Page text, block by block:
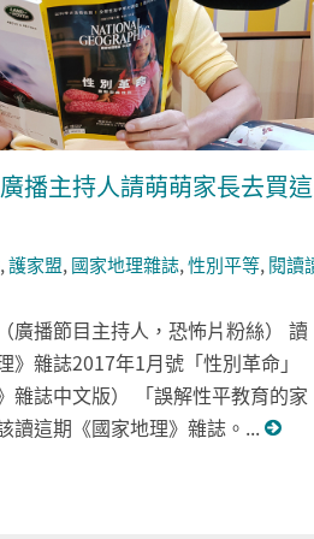
播主持人請萌萌家長去買這
,護家盟, 國家地理雜誌,性別平等, 閱讀
廣播節目主持人，恐怖片粉絲） 讀
》雜誌2017年1月號「性別革命」
雜誌中文版） 「誤解性平教育的家
讀這期《國家地理》雜誌。...